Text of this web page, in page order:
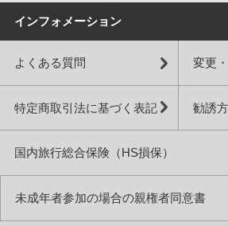
インフォメーション
よくある質問 変更
特定商取引法に基づく表記 勧誘
国内旅行総合保険（HS損保）
未成年者参加の場合の親権者同意書